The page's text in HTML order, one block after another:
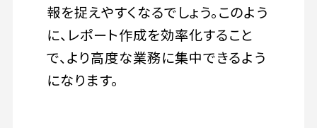
報を捉えやすくなるでしょう。このよう
に、レポート作成を効率化すること
で、より高度な業務に集中できるよう
になります。